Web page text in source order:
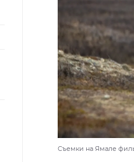
Съемки на Ямале